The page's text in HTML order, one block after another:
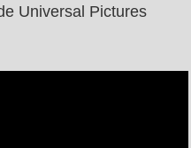
Universal Pictures